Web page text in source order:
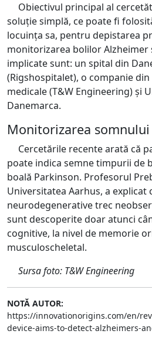
Obiectivul principal al
soluţie simplă, ce poate fi
locuinţa sa, pentru depistarea
monitorizarea bolilor Alzheimer
implicate sunt: un spital din
(Rigshospitalet), o companie
medicale (T&W Engineering) și
Danemarca.
Monitorizarea somnului
Cercetările recente arată că
poate indica semne timpurii de
boală Parkinson. Profesorul
Universitatea Aarhus, a explicat
neurodegenerative trec
sunt descoperite doar atunci
cognitive, la nivel de memorie
musculoscheletal.
Sursa foto: T&W Engineering
NOTĂ AUTOR:
https://innovationorigins.com/en/
device-aims-to-detect-alzheimers-